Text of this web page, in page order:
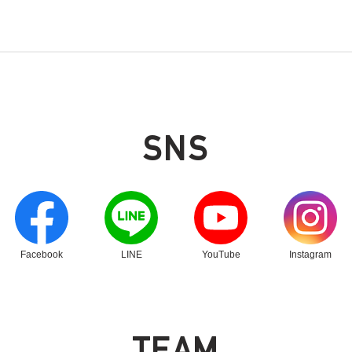
SNS
Facebook
別ウィンドウリンク
LINE
別ウィンドウリンク
YouTube
別ウィンドウリンク
Instagram
別ウィンドウリンク